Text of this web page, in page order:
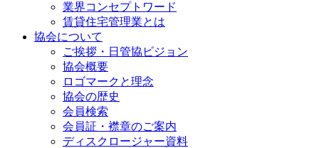
業界コンセプトワード
賃貸住宅管理業とは
協会について
ご挨拶・日管協ビジョン
協会概要
ロゴマークと理念
協会の歴史
会員検索
会員証・襟章のご案内
ディスクロージャー資料